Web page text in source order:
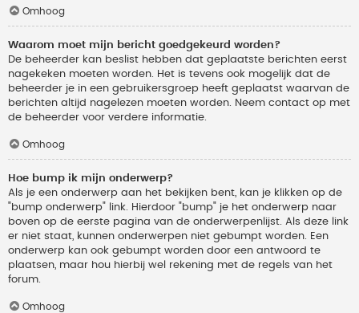
Omhoog
Waarom moet mijn bericht goedgekeurd worden?
De beheerder kan beslist hebben dat geplaatste berichten eerst
nagekeken moeten worden. Het is tevens ook mogelijk dat de
beheerder je in een gebruikersgroep heeft geplaatst waarvan de
berichten altijd nagelezen moeten worden. Neem contact op met
de beheerder voor verdere informatie.
Omhoog
Hoe bump ik mijn onderwerp?
Als je een onderwerp aan het bekijken bent, kan je klikken op de
"bump onderwerp" link. Hierdoor "bump" je het onderwerp naar
boven op de eerste pagina van de onderwerpenlijst. Als deze link
er niet staat, kunnen onderwerpen niet gebumpt worden. Een
onderwerp kan ook gebumpt worden door een antwoord te
plaatsen, maar hou hierbij wel rekening met de regels van het
forum.
Omhoog